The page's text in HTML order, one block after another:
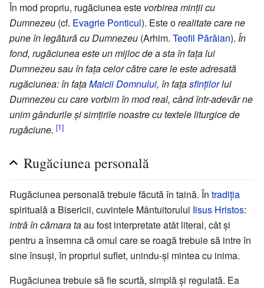
În mod propriu, rugăciunea este vorbirea minții cu
Dumnezeu (cf. Evagrie Ponticul). Este orealitate care ne
pune în legătură cu Dumnezeu (Arhim. Teofil Părăian). În
fond, rugăciunea este un mijloc de a sta în fața lui
Dumnezeu sau în fața celor către care le este adresată
rugăciunea: în fațaMaicii Domnului, în fațasfințilorlui
Dumnezeu cu care vorbim în mod real, când într-adevăr ne
unim gândurile și simțirile noastre cu textele liturgice de
rugăciune. [1]
Rugăciunea personală
Rugăciunea personală trebuie făcută în taină. În tradiția
spirituală a Bisericii, cuvintele Mântuitorului Iisus Hristos:
intră în cămara taau fost interpretate atât literal, cât și
pentru a însemna că omul care se roagă trebuie să intre în
sine însuși, în propriul suflet, unindu-și mintea cu inima.
Rugăciunea trebuie să fie scurtă, simplă și regulată. Ea